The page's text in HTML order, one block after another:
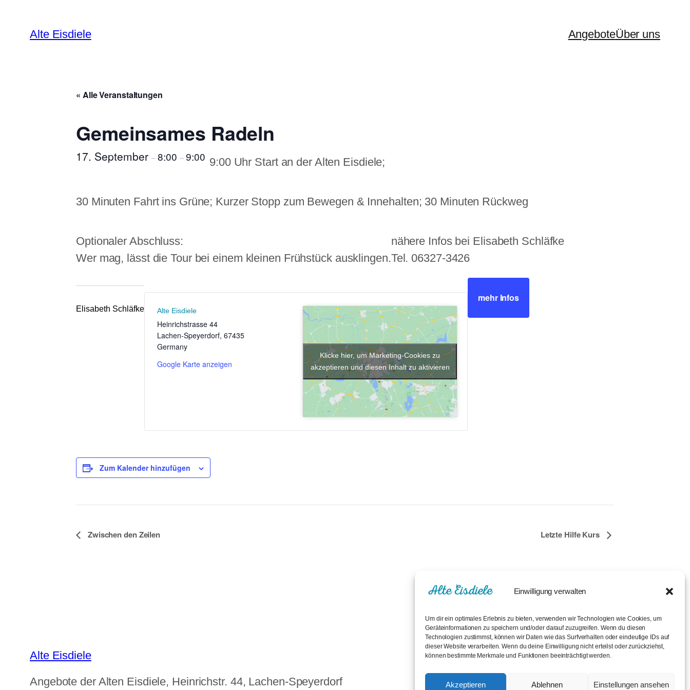
Einwilligung verwalten
Um dir ein optimales Erlebnis zu bieten, verwenden wir Technologien wie Cookies, um
Geräteinformationen zu speichern und/oder darauf zuzugreifen. Wenn du diesen
Technologien zustimmst, können wir Daten wie das Surfverhalten oder eindeutige IDs auf
dieser Website verarbeiten. Wenn du deine Einwilligung nicht erteilst oder zurückziehst,
können bestimmte Merkmale und Funktionen beeinträchtigt werden.
Akzeptieren Ablehnen Einstellungen ansehen
Alte Eisdiele AngeboteÜber uns
« Alle Veranstaltungen
Gemeinsames Radeln
17. September –8:00 –9:00 9:00 Uhr Start an der Alten Eisdiele;
30 Minuten Fahrt ins Grüne; Kurzer Stopp zum Bewegen & Innehalten; 30 Minuten Rückweg
Optionaler Abschluss:
Wer mag, lässt die Tour bei einem kleinen Frühstück ausklingen.
nähere Infos bei Elisabeth Schläfke
Tel. 06327-3426
Elisabeth Schläfke Alte Eisdiele
Heinrichstrasse 44
Lachen-Speyerdorf, 67435
Germany
Google Karte anzeigen
Klicke hier, um Marketing-Cookies zu
akzeptieren und diesen Inhalt zu aktivieren
mehr Infos
Zum Kalender hinzufügen
Veranstaltung-
Zwischen den Zeilen Letzte Hilfe Kurs
Alte Eisdiele
Angebote der Alten Eisdiele, Heinrichstr. 44, Lachen-Speyerdorf
Impressum
Kontakt
Angebote